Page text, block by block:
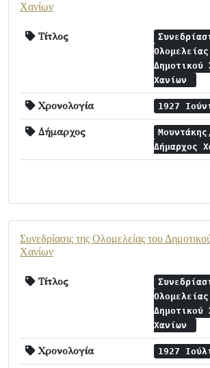
Χανίων
Τίτλος
Δημοτικού
Χανίων
Χρονολογία 1927
Δήμαρχος
Δήμαρχος
Συνεδρίασις της Ολομελείας του
Χανίων
Τίτλος
Δημοτικού
Χανίων
Χρονολογία 1927